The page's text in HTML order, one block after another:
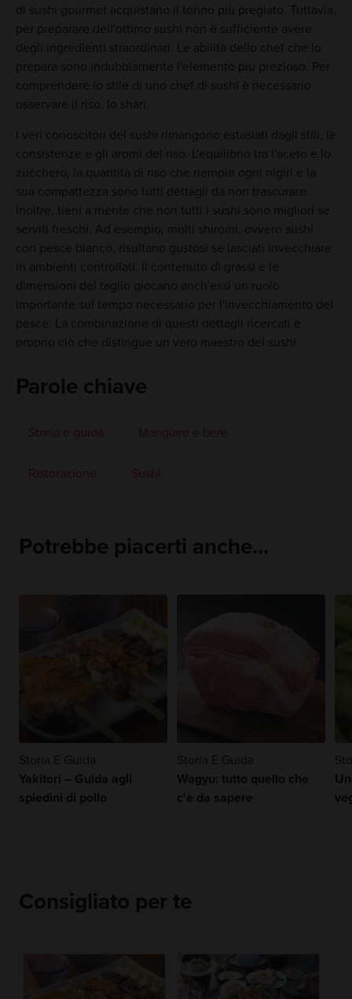
di sushi gourmet acquistano il tonno più pregiato. Tuttavia,
per preparare dell'ottimo sushi non è sufficiente avere
degli ingredienti straordinari. Le abilità dello chef che lo
prepara sono indubbiamente l'elemento più prezioso. Per
comprendere lo stile di uno chef di sushi è necessario
osservare il riso, lo shari.
I veri conoscitori del sushi rimangono estasiati dagli stili, le
consistenze e gli aromi del riso. L'equilibrio tra l'aceto e lo
zucchero, la quantità di riso che riempie ogni nigiri e la
sua compattezza sono tutti dettagli da non trascurare.
Inoltre, tieni a mente che non tutti i sushi sono migliori se
serviti freschi. Ad esempio, molti shiromi, ovvero sushi
con pesce bianco, risultano gustosi se lasciati invecchiare
in ambienti controllati. Il contenuto di grassi e le
dimensioni del taglio giocano anch'essi un ruolo
importante sul tempo necessario per l'invecchiamento del
pesce. La combinazione di questi dettagli ricercati è
proprio ciò che distingue un vero maestro del sushi.
Parole chiave
Storia e guida Mangiare e bere
Ristorazione Sushi
Potrebbe piacerti anche...
Storia E Guida
Yakitori – Guida agli
spiedini di pollo
Storia E Guida
Wagyu: tutto quello che
c'è da sapere
Consigliato per te